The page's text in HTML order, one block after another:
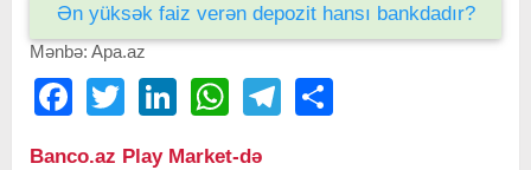
Ən yüksək faiz verən depozit hansı bankdadır?
Mənbə: Apa.az
FacebookTwitter LinkedIn WhatsAppTelegram
Banco.az Play Market-də